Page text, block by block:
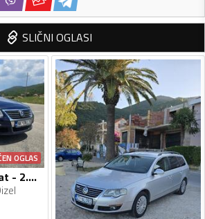
SLIČNI OGLASI
OGLAS
Volkswagen - Passat - 2.0 TDI